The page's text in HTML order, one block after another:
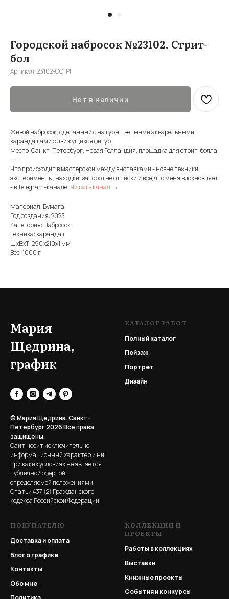
Городской набросок №23102. Стрит-
бол
Артикул:23102-GG-Pl
Нет в наличии
Живой набросок, сделанный с натуры цветными акварельными
карандашами с движущихся фигур.
Место: Санкт-Петербург, Новая Голландия, площадка для стрит-болла
-----
Что происходит в мастерской между выставками - новые техники,
эксперименты, находки, запоротые оттиски и всё, что меня вдохновляет
- в Telegram-канале. Читать канал →
Материал: Бумага
Год создания: 2023
Категория: Набросок
Техника: карандаш
ШxВxТ: 290x210x1 мм
Вес: 1000 г
Мария
Щедрина,
график
© Мария Щедрина. Санкт-
Петербург 2026Все права
защищены.
Сайт носит исключительно
информационный характер и ни
при каких условиях не является
публичной офертой,
определяемой положениями
Статьи 437 (2) Гражданского
кодекса Российской Федерации
КАТАЛОГ РАБОТ
Полный каталог
Пейзаж
Портрет
Дизайн
ПОКУПАТЕЛЮ
Доставка и оплата
Блог о графике
Контакты
Обо мне
КОЛЛЕКЦИИ И
ПРОЕКТЫ
Работы в коллекциях
Выставки
Книжные проекты
События и конкурсы